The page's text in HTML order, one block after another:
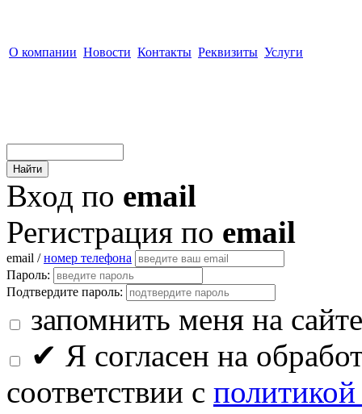
О компании Новости Контакты Реквизиты Услуги
Вход по email
Регистрация по email
email /номер телефона
Пароль:
Подтвердите пароль:
запомнить меня на сайте
✔ Я согласен на
соответствии с